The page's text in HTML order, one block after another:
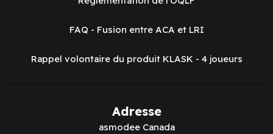
FAQ - Fusion entre ACA et LRI
Rappel volontaire du produit KLASK - 4 joueurs
Adresse
asmodee Canada